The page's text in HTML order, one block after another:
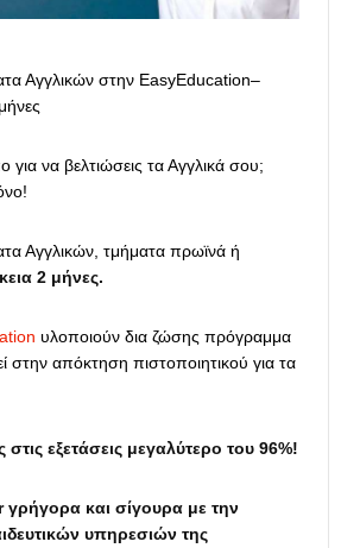
Αγγλικών στην EasyEducation–
για να βελτιώσεις τα Αγγλικά σου;
Αγγλικών, τμήματα πρωϊνά ή
2 μήνες.
υλοποιούν δια ζώσης πρόγραμμα
στην απόκτηση πιστοποιητικού για τα
εξετάσεις μεγαλύτερο του 96%!
γρήγορα και σίγουρα με την
υπηρεσιών της